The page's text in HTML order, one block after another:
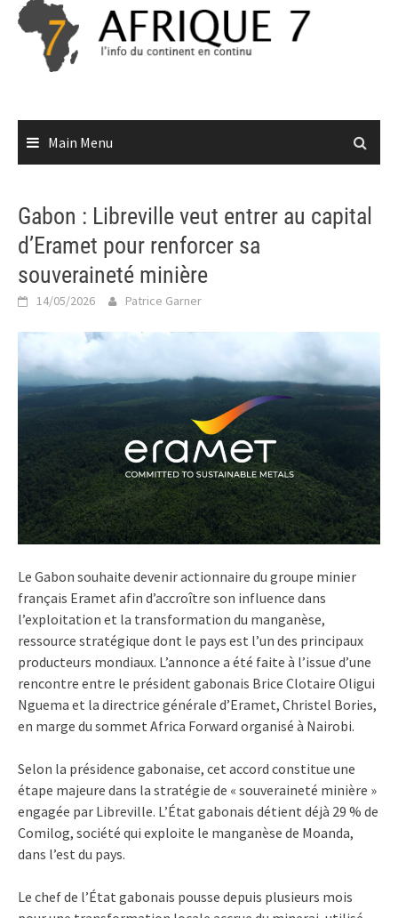
Skip
content
Main Menu
Gabon : Libreville veut entrer au capital
d’Eramet pour renforcer sa
souveraineté minière
14/05/2026 Patrice Garner
Le Gabon souhaite devenir actionnaire du groupe minier
français Eramet afin d’accroître son influence dans
l’exploitation et la transformation du manganèse,
ressource stratégique dont le pays est l’un des principaux
producteurs mondiaux. L’annonce a été faite à l’issue d’une
rencontre entre le président gabonais Brice Clotaire Oligui
Nguema et la directrice générale d’Eramet, Christel Bories,
en marge du sommet Africa Forward organisé à Nairobi.
Selon la présidence gabonaise, cet accord constitue une
étape majeure dans la stratégie de « souveraineté minière »
engagée par Libreville. L’État gabonais détient déjà 29 % de
Comilog, société qui exploite le manganèse de Moanda,
dans l’est du pays.
Le chef de l’État gabonais pousse depuis plusieurs mois